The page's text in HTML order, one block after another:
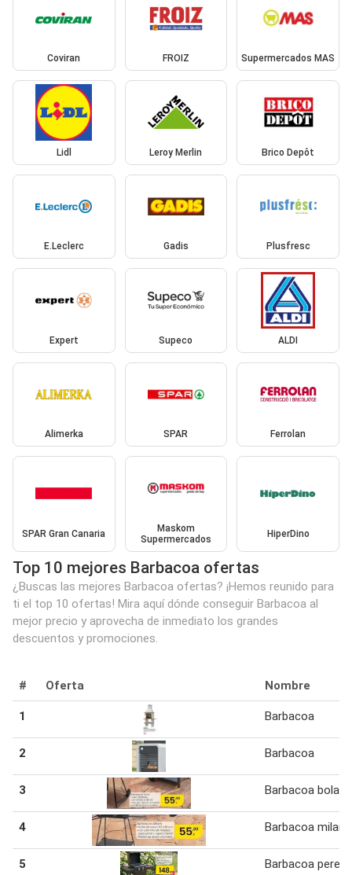
Coviran FROIZ Supermercados MAS
Lidl Leroy Merlin Brico Depôt
E.Leclerc Gadis Plusfresc
Expert Supeco ALDI
Alimerka SPAR Ferrolan
SPAR Gran Canaria
Maskom
Supermercados
HiperDino
Top 10 mejores Barbacoa ofertas
¿Buscas las mejores Barbacoa ofertas? ¡Hemos reunido para
ti el top 10 ofertas! Mira aquí dónde conseguir Barbacoa al
mejor precio y aprovecha de inmediato los grandes
descuentos y promociones.
# Oferta Nombre
1 Barbacoa
2 Barbacoa
3 Barbacoa bola
4 Barbacoa milani
5 Barbacoa pereda